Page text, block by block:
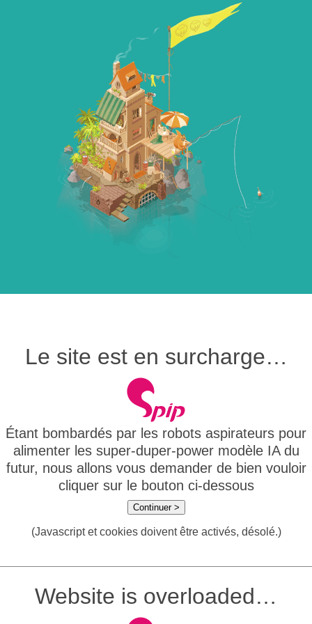
Le site est en surcharge…
Étant bombardés par les robots aspirateurs pour
alimenter les super-duper-power modèle IA du
futur, nous allons vous demander de bien vouloir
cliquer sur le bouton ci-dessous
Continuer >
(Javascript et cookies doivent être activés, désolé.)
Website is overloaded…